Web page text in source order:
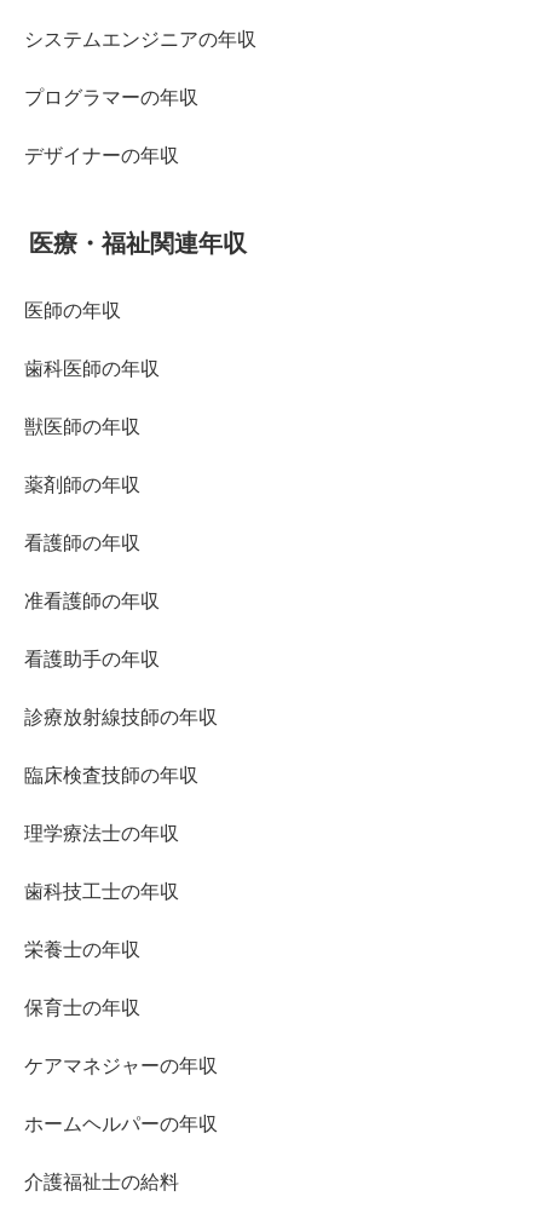
システムエンジニアの年収
プログラマーの年収
デザイナーの年収
医療・福祉関連年収
医師の年収
歯科医師の年収
獣医師の年収
薬剤師の年収
看護師の年収
准看護師の年収
看護助手の年収
診療放射線技師の年収
臨床検査技師の年収
理学療法士の年収
歯科技工士の年収
栄養士の年収
保育士の年収
ケアマネジャーの年収
ホームヘルパーの年収
介護福祉士の給料